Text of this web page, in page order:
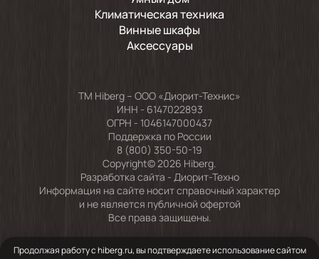
Климатическая техника
Винные шкафы
Аксессуары
TM Hiberg – ООО «Диорит-Технис»
ИНН - 6147022893
ОГРН - 1046147000437
Поддержка по России
8 (800) 350-50-19
Copyright© 2026 Hiberg.
Разработка сайта - Диорит-Техно
Информация на сайте носит справочный характер
и не является публичной офертой
Все права защищены.
Продолжая работу с hiberg.ru, вы подтверждаете использование сайтом